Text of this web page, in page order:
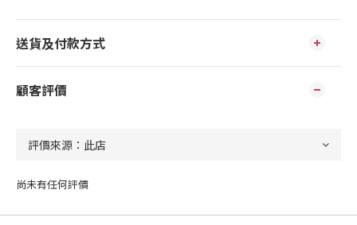
送貨及付款方式
顧客評價
尚未有任何評價